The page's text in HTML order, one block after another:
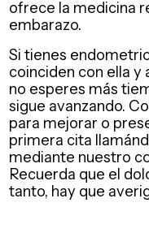
ofrece la medicina
embarazo.
Si tienes
coinciden con ella y
no esperes más
sigue avanzando.
para mejorar o
primera cita
mediante nuestro
Recuerda que el
tanto, hay que